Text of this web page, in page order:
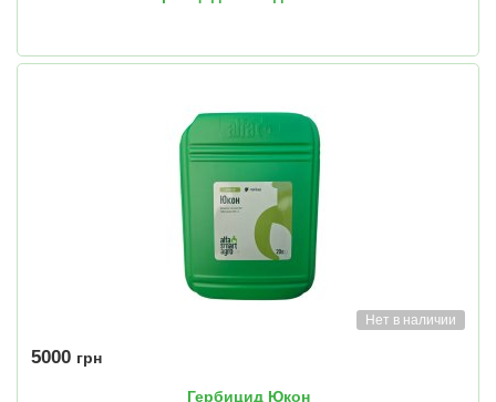
Нет в наличии
5000 грн
Гербицид Юкон